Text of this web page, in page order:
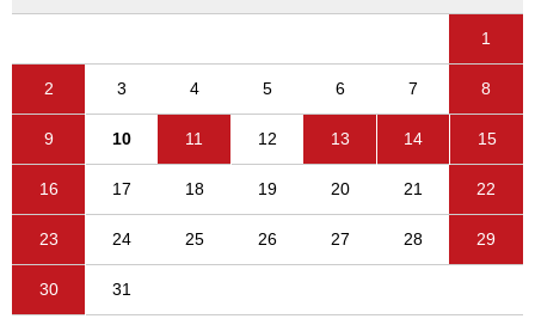
1
2 3 4 5 6 7 8
9 10 11 12 13 14 15
16 17 18 19 20 21 22
23 24 25 26 27 28 29
30 31